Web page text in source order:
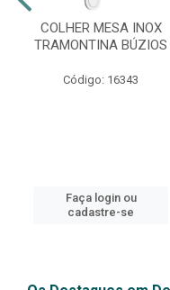
COLHER MESA INOX
TRAMONTINA BÚZIOS
Código: 16343
Faça login ou
cadastre-se